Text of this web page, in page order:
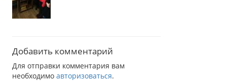
Добавить комментарий
Для отправки комментария вам
необходимо авторизоваться.